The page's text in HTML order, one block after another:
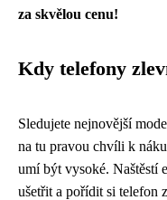
za skvělou cenu!
Kdy telefony
Sledujete nejnovější
na tu pravou chvíli k
umí být vysoké. Naštěstí
ušetřit a pořídit si telefon